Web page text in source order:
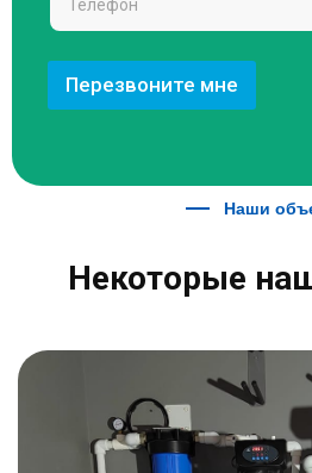
Перезвоните мне
Наши
Некоторые